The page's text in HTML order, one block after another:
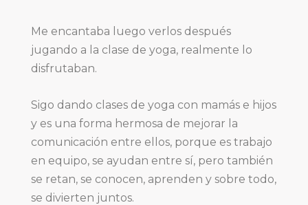
Me encantaba luego verlos después
jugando a la clase de yoga, realmente lo
disfrutaban.
Sigo dando clases de yoga con mamás e hijos
y es una forma hermosa de mejorar la
comunicación entre ellos, porque es trabajo
en equipo, se ayudan entre sí, pero también
se retan, se conocen, aprenden y sobre todo,
se divierten juntos.